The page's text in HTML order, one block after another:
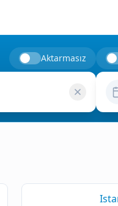
Aktarmasız